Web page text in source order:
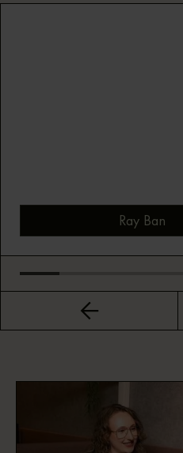
Ray Ban
Bekijk montuur